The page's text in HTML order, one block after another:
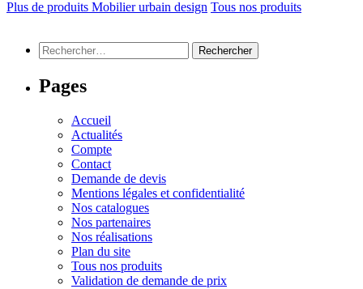
Plus de produits Mobilier urbain design Tous nos produits
Rechercher :
Pages
Accueil
Actualités
Compte
Contact
Demande de devis
Mentions légales et confidentialité
Nos catalogues
Nos partenaires
Nos réalisations
Plan du site
Tous nos produits
Validation de demande de prix